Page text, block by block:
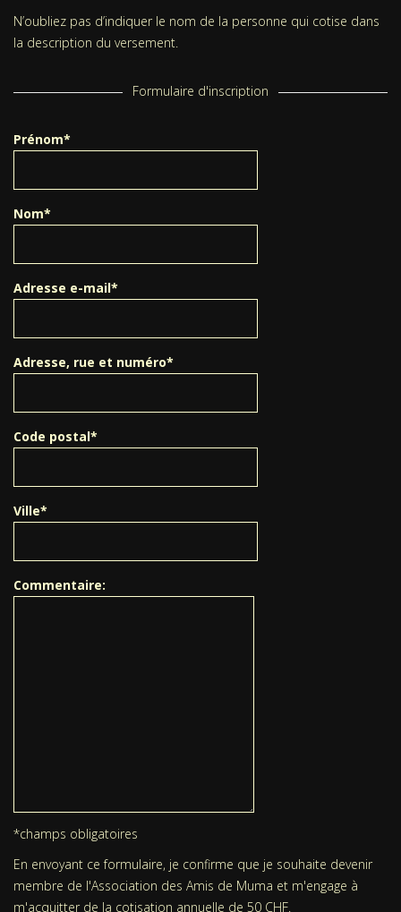
N’oubliez pas d’indiquer le nom de la personne qui cotise dans
la description du versement.
Formulaire d'inscription
Prénom*
Nom*
Adresse e-mail*
Adresse, rue et numéro*
Code postal*
Ville*
Commentaire:
*champs obligatoires
En envoyant ce formulaire, je confirme que je souhaite devenir
membre de l'Association des Amis de Muma et m'engage à
m'acquitter de la cotisation annuelle de 50 CHF.